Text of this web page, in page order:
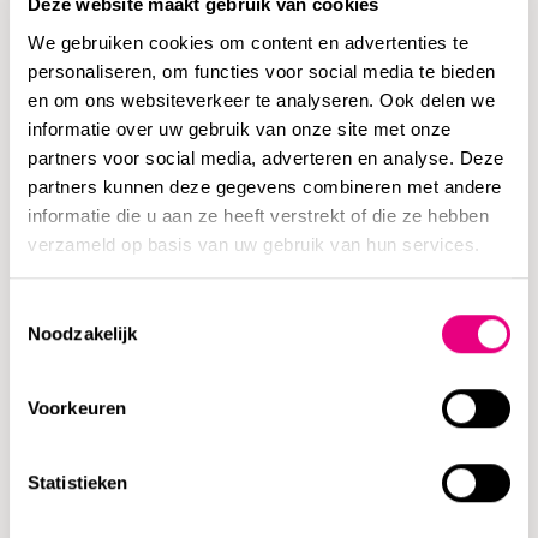
Deze website maakt gebruik van cookies
We gebruiken cookies om content en advertenties te
personaliseren, om functies voor social media te bieden
en om ons websiteverkeer te analyseren. Ook delen we
informatie over uw gebruik van onze site met onze
partners voor social media, adverteren en analyse. Deze
partners kunnen deze gegevens combineren met andere
informatie die u aan ze heeft verstrekt of die ze hebben
verzameld op basis van uw gebruik van hun services.
Noodzakelijk
Voorkeuren
Statistieken
uitnodigen voor de door jou georganiseerde kerstborrel of
nieuwjaarsreceptie. Persoonsgegevens mag je echter niet
oneindig bewaren. Zorg er dus voor dat je termijnen hanteert
voor het bewaren (en dus ook wissen) van de in het kader van
het organiseren van de barbecue verzamelde
persoonsgegevens. De AVG kent namelijk hetbeginsel van
opslagbeperking(art. 4 lid 1 onder e AVG): persoonsgegevens
moeten niet langer worden bewaard dan dat voor de
doeleinde waarvoor de persoonsgegevens worden verwerkt,
noodzakelijk is. Voor het nadien sturen van een bedank e-
mail is mogelijk het bewaren van een naam en een e-
dieetwensen echter niet.
Houdt jouw organisatie bij het organiseren van een